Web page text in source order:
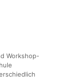
Workshop-